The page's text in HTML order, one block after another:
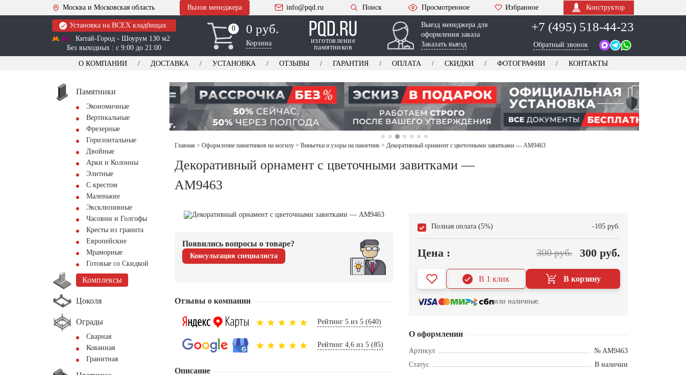
Москва и Московская область Вызов менеджера info@pqd.ru Поиск Просмотренное Избранное Конструктор
Установка на ВСЕХ кладбищах
Китай-Город - Шоурум 130 м2
Без выходных : с 9:00 до 21:00
0
0 0 руб.
Корзина
изготовление
памятников
Выезд менеджера для
оформления заказа
Заказать выезд
+7 (495) 518-44-23
Обратный звонок
О КОМПАНИИ ДОСТАВКА УСТАНОВКА ОТЗЫВЫ ГАРАНТИЯ ОПЛАТА СКИДКИ ФОТОГРАФИИ КОНТАКТЫ
Памятники
Экономичные
Вертикальные
Фрезерные
Горизонтальные
Двойные
Арки и Колонны
Элитные
С крестом
Маленькие
Эксклюзивные
Часовни и Голгофы
Кресты из гранита
Европейские
Мраморные
Готовые со Скидкой
Комплексы
Цоколя
Ограды
Сварная
Кованная
Гранитная
Главная > Оформление памятников на могилу > Виньетки и узоры на памятник > Декоративный орнамент с цветочными завитками — AM9463
Декоративный орнамент с цветочными завитками —
AM9463
Появились вопросы о товаре?
Консультация специалиста
Отзывы о компании
Рейтинг 5 из 5 (640)
Рейтинг 4,6 из 5 (85)
Описание
Полная оплата (5%) -105 руб.
Цена : 300 руб. 300 руб.
В корзину
В 1 клик
или наличные.
О оформлении
Артикул
№ AM9463
Статус
В наличии